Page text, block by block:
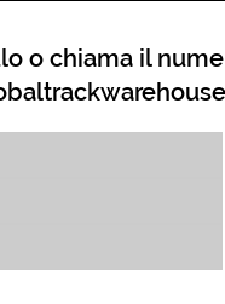
o chiama il